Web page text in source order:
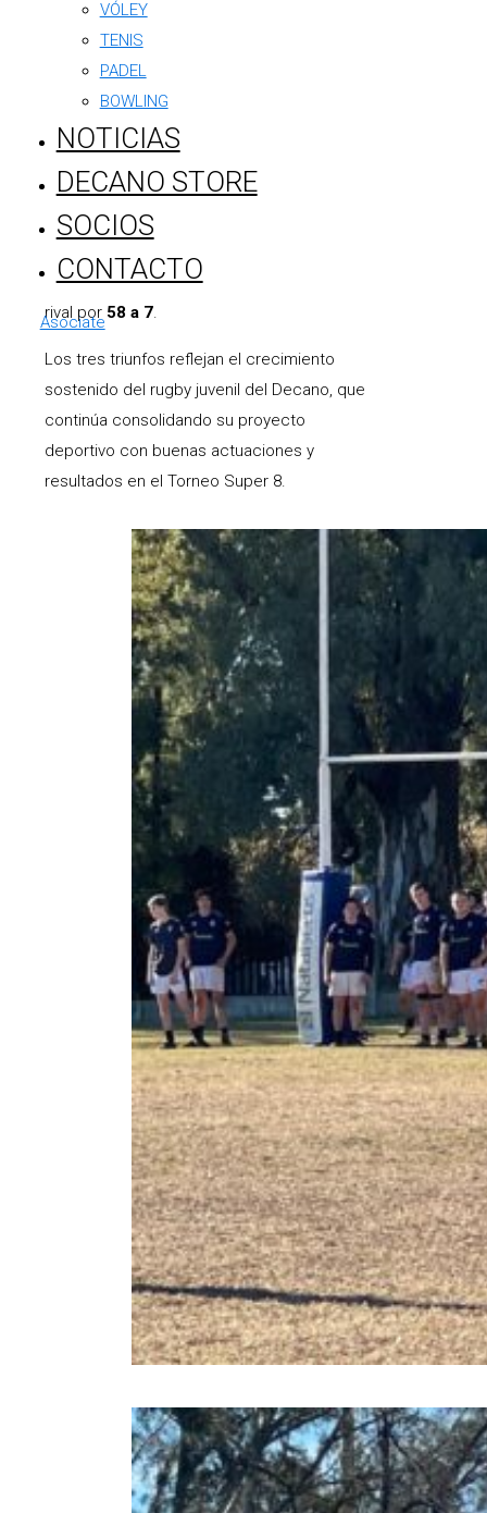
VÓLEY
TENIS
PADEL
BOWLING
NOTICIAS
DECANO STORE
SOCIOS
CONTACTO
Asociate
realizando en la formación de jugadores.
La categoría M14 abrió la tarde con una
actuación contundente, imponiéndose por
un categórico63 a 0
encuentros más parejos de la jornada y
logró quedarse con el triunfo por
una sólida presentación, venciendo a su
rival por 58 a 7.
Los tres triunfos reflejan el crecimiento
sostenido del rugby juvenil del Decano, que
continúa consolidando su proyecto
deportivo con buenas actuaciones y
resultados en el Torneo Super 8.